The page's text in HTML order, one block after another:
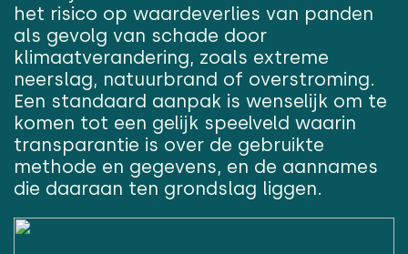
het risico op waardeverlies van panden
als gevolg van schade door
klimaatverandering, zoals extreme
neerslag, natuurbrand of overstroming.
Een standaard aanpak is wenselijk om te
komen tot een gelijk speelveld waarin
transparantie is over de gebruikte
methode en gegevens, en de aannames
die daaraan ten grondslag liggen.